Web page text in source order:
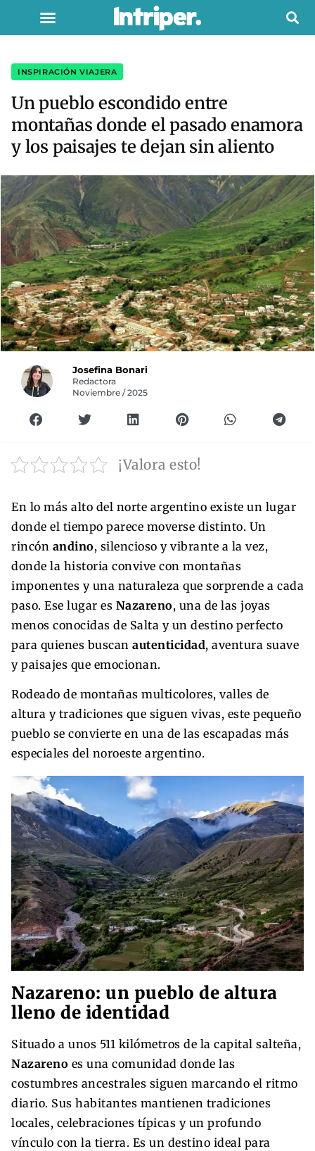
INSPIRACIÓN VIAJERA
Un pueblo escondido entre
montañas donde el pasado enamora
y los paisajes te dejan sin aliento
Josefina Bonari
Redactora
Noviembre / 2025
¡Valora esto!
En lo más alto del norte argentino existe un lugar
donde el tiempo parece moverse distinto. Un
rincón andino, silencioso y vibrante a la vez,
donde la historia convive con montañas
imponentes y una naturaleza que sorprende a cada
paso. Ese lugar es Nazareno, una de las joyas
menos conocidas de Salta y un destino perfecto
para quienes buscan autenticidad, aventura suave
y paisajes que emocionan.
Rodeado de montañas multicolores, valles de
altura y tradiciones que siguen vivas, este pequeño
pueblo se convierte en una de las escapadas más
especiales del noroeste argentino.
Nazareno: un pueblo de altura
lleno de identidad
Situado a unos 511 kilómetros de la capital salteña,
Nazareno es una comunidad donde las
costumbres ancestrales siguen marcando el ritmo
diario. Sus habitantes mantienen tradiciones
locales, celebraciones típicas y un profundo
vínculo con la tierra. Es un destino ideal para